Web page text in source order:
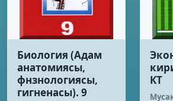
Биология (Адам
анатомиясы,
фнзнологиясы,
гигненасы). 9
КТ